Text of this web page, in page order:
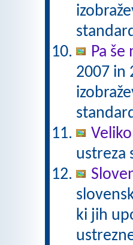
Pa
2007 in
ustreza
ki jih